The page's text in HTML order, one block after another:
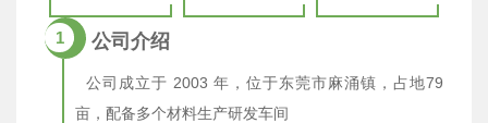
1 公司介绍
公司成立于 2003 年，位于东莞市麻涌镇，占地79
亩，配备多个材料生产研发车间